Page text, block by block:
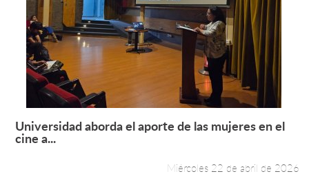
Leer más +
Universidad aborda el aporte de las mujeres en el
cine a...
Miércoles 22 de abril de 2026